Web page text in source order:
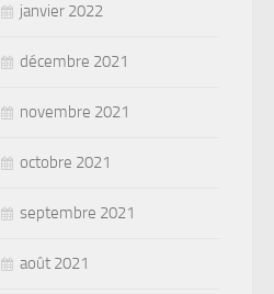
janvier 2022
décembre 2021
novembre 2021
octobre 2021
septembre 2021
août 2021